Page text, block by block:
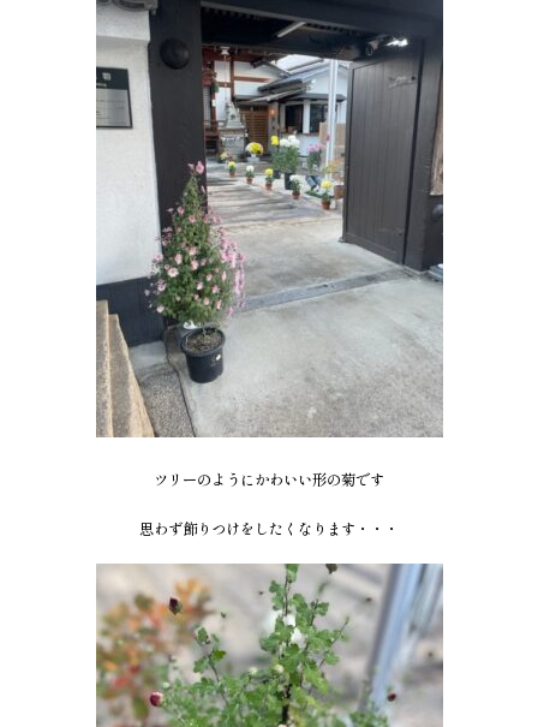
ツリーのようにかわいい形の菊です
思わず飾りつけをしたくなります・・・